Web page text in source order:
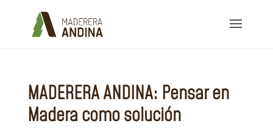
MADERERA ANDINA: Pensar en
Madera como solución